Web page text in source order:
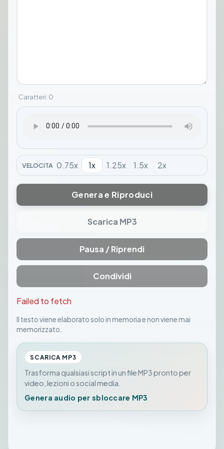
Caratteri: 0
VELOCITA 0.75x 1x 1.25x 1.5x 2x
Genera e Riproduci
Scarica MP3
Pausa / Riprendi
Condividi
Failed to fetch
Il testo viene elaborato solo in memoria e non viene mai
memorizzato.
SCARICA MP3
Trasforma qualsiasi script in un file MP3 pronto per
video, lezioni o social media.
Genera audio per sbloccare MP3